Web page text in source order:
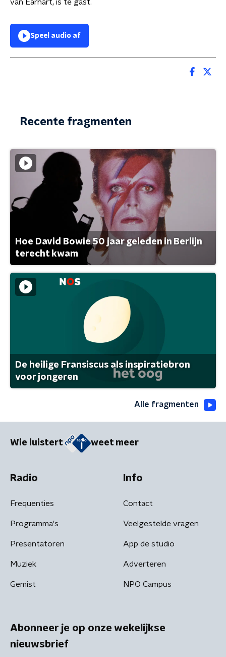
van Earhart, is te gast.
Speel audio af
Recente fragmenten
Hoe David Bowie 50 jaar geleden in Berlijn
terecht kwam
De heilige Fransiscus als inspiratiebron
voor jongeren
Alle fragmenten
Wie luistert weet meer
Radio
Frequenties
Programma's
Presentatoren
Muziek
Gemist
Info
Contact
Veelgestelde vragen
App de studio
Adverteren
NPO Campus
Abonneer je op onze wekelijkse
nieuwsbrief